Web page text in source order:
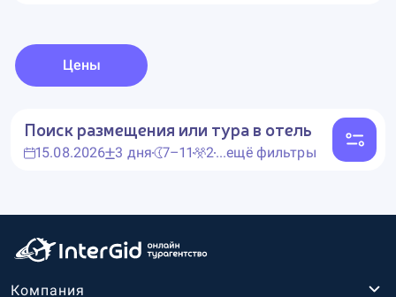
Цены
Поиск размещения или тура в отель
15.08.2026 3 дня 7–11 2...ещё фильтры
Компания